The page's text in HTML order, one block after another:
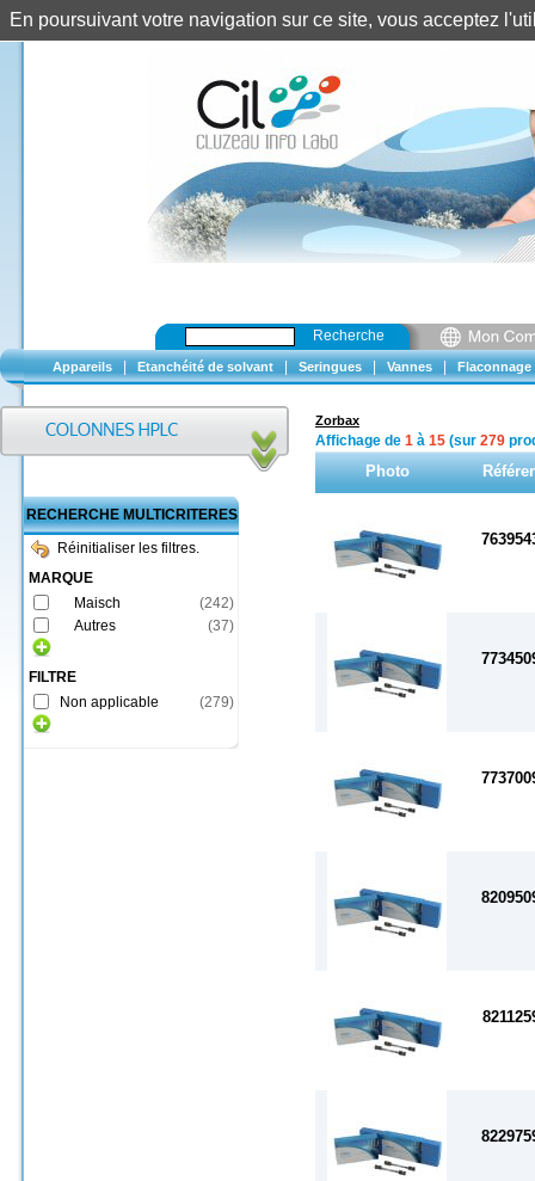
Recherche
Appareils Etanchéité de solvant Seringues Vannes Flaconnage
RECHERCHE MULTICRITERES
Réinitialiser les filtres.
MARQUE
Maisch
(242)
Autres
(37)
FILTRE
Non applicable
(279)
Zorbax
Affichage de 1 à 15 (sur 279
Photo
En poursuivant votre navigation sur ce site, vous acceptez